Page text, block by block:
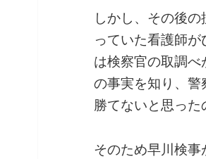
しかし、その後
っていた看護師
は検察官の取調
の事実を知り、
勝てないと思った
そのため早川検